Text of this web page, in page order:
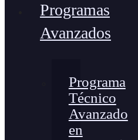
Programas
Avanzados
Programa
Técnico
Avanzado
en